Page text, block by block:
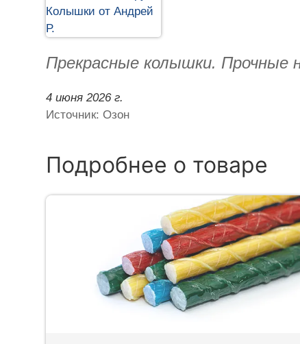
Прекрасные колышки. Прочные
4 июня 2026 г.
Источник: Озон
Подробнее о товаре